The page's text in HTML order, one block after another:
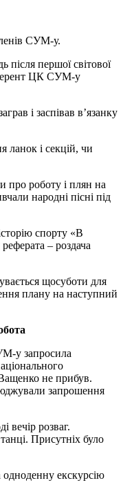
СУМ-у.
після першої світової
ЦК СУМ-у
і заспівав в’язанку
ланок і секцій, чи
про роботу і плян на
народні пісні під
спорту «В
– роздача
щосуботи для
плану на наступний
у запросила
не прибув.
запрошення
вечір розваг.
Присутніх було
екскурсію